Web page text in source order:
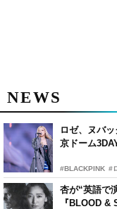
NEWS
ロゼ、ヌバ
京ドーム
#BLACKPINK #
杏が“英語で
『BLOOD &